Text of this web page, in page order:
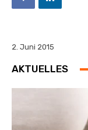
2. Juni 2015
AKTUELLES